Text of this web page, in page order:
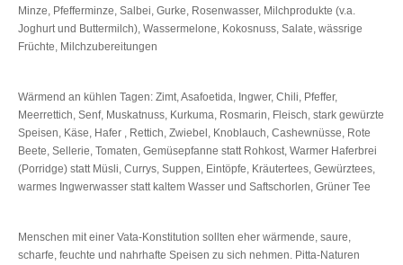
Minze, Pfefferminze, Salbei, Gurke, Rosenwasser, Milchprodukte (v.a.
Joghurt und Buttermilch), Wassermelone, Kokosnuss, Salate, wässrige
Früchte, Milchzubereitungen
Wärmend an kühlen Tagen: Zimt, Asafoetida, Ingwer, Chili, Pfeffer,
Meerrettich, Senf, Muskatnuss, Kurkuma, Rosmarin, Fleisch, stark gewürzte
Speisen, Käse, Hafer , Rettich, Zwiebel, Knoblauch, Cashewnüsse, Rote
Beete, Sellerie, Tomaten, Gemüsepfanne statt Rohkost, Warmer Haferbrei
(Porridge) statt Müsli, Currys, Suppen, Eintöpfe, Kräutertees, Gewürztees,
warmes Ingwerwasser statt kaltem Wasser und Saftschorlen, Grüner Tee
Menschen mit einer Vata-Konstitution sollten eher wärmende, saure,
scharfe, feuchte und nahrhafte Speisen zu sich nehmen. Pitta-Naturen